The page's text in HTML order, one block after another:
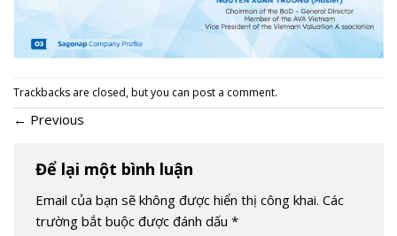
Trackbacks are closed, but you can post a comment.
← Previous
Để lại một bình luận
Email của bạn sẽ không được hiển thị công khai. Các
trường bắt buộc được đánh dấu *